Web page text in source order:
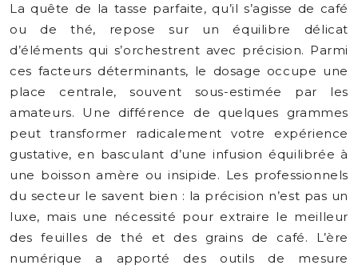
La quête de la tasse parfaite, qu’il s’agisse de café
ou de thé, repose sur un équilibre délicat
d’éléments qui s’orchestrent avec précision. Parmi
ces facteurs déterminants, le dosage occupe une
place centrale, souvent sous-estimée par les
amateurs. Une différence de quelques grammes
peut transformer radicalement votre expérience
gustative, en basculant d’une infusion équilibrée à
une boisson amère ou insipide. Les professionnels
du secteur le savent bien : la précision n’est pas un
luxe, mais une nécessité pour extraire le meilleur
des feuilles de thé et des grains de café. L’ère
numérique a apporté des outils de mesure